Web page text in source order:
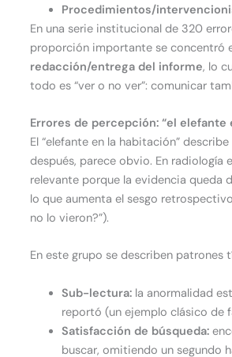
Procedimientos/
En una serie institucional de 320
proporción importante se concentró
redacción/entrega del informe, lo
todo es “ver o no ver”: comunicar
Errores de percepción: “el elefante
El “elefante en la habitación”
después, parece obvio. En radiología
relevante porque la evidencia queda
lo que aumenta el sesgo
no lo vieron?”).
En este grupo se describen patrones
Sub-lectura: la anormalidad
reportó (un ejemplo clásico de
Satisfacción de búsqueda:
buscar, omitiendo un segundo